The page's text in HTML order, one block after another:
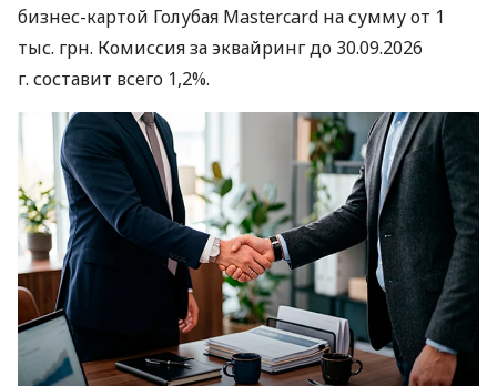
бизнес-картой Голубая Mastercard на сумму от 1
тыс. грн. Комиссия за эквайринг до 30.09.2026
г. составит всего 1,2%.